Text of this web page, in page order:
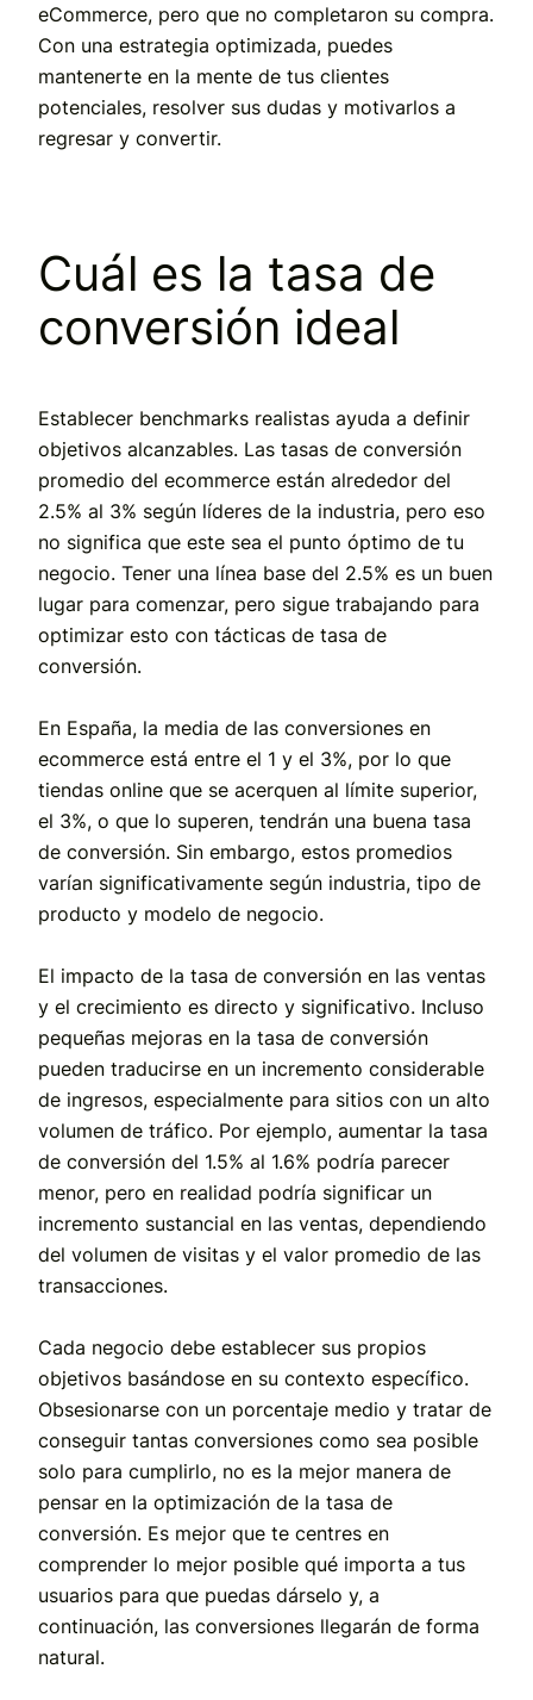
eCommerce, pero que no completaron su compra.
Con una estrategia optimizada, puedes
mantenerte en la mente de tus clientes
potenciales, resolver sus dudas y motivarlos a
regresar y convertir.
Cuál es la tasa de
conversión ideal
Establecer benchmarks realistas ayuda a definir
objetivos alcanzables. Las tasas de conversión
promedio del ecommerce están alrededor del
2.5% al 3% según líderes de la industria, pero eso
no significa que este sea el punto óptimo de tu
negocio. Tener una línea base del 2.5% es un buen
lugar para comenzar, pero sigue trabajando para
optimizar esto con tácticas de tasa de
conversión.
En España, la media de las conversiones en
ecommerce está entre el 1 y el 3%, por lo que
tiendas online que se acerquen al límite superior,
el 3%, o que lo superen, tendrán una buena tasa
de conversión. Sin embargo, estos promedios
varían significativamente según industria, tipo de
producto y modelo de negocio.
El impacto de la tasa de conversión en las ventas
y el crecimiento es directo y significativo. Incluso
pequeñas mejoras en la tasa de conversión
pueden traducirse en un incremento considerable
de ingresos, especialmente para sitios con un alto
volumen de tráfico. Por ejemplo, aumentar la tasa
de conversión del 1.5% al 1.6% podría parecer
menor, pero en realidad podría significar un
incremento sustancial en las ventas, dependiendo
del volumen de visitas y el valor promedio de las
transacciones.
Cada negocio debe establecer sus propios
objetivos basándose en su contexto específico.
Obsesionarse con un porcentaje medio y tratar de
conseguir tantas conversiones como sea posible
solo para cumplirlo, no es la mejor manera de
pensar en la optimización de la tasa de
conversión. Es mejor que te centres en
comprender lo mejor posible qué importa a tus
usuarios para que puedas dárselo y, a
continuación, las conversiones llegarán de forma
natural.